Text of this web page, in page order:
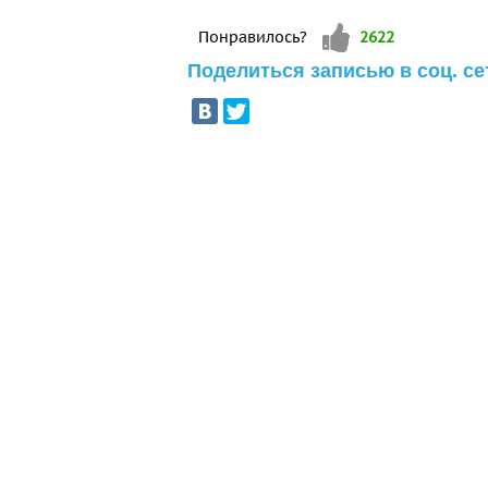
Понравилось? Vote up!
2622
Поделиться записью в соц.